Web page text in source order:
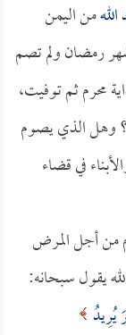
من اليمن
رمضان ولم تصم
محرم ثم توفيت،
وهل الذي يصوم
في قضاء
من أجل المرض
يقول سبحانه: